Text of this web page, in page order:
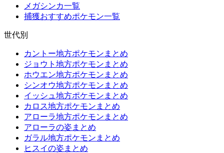
メガシンカ一覧
捕獲おすすめポケモン一覧
世代別
カントー地方ポケモンまとめ
ジョウト地方ポケモンまとめ
ホウエン地方ポケモンまとめ
シンオウ地方ポケモンまとめ
イッシュ地方ポケモンまとめ
カロス地方ポケモンまとめ
アローラ地方ポケモンまとめ
アローラの姿まとめ
ガラル地方ポケモンまとめ
ヒスイの姿まとめ